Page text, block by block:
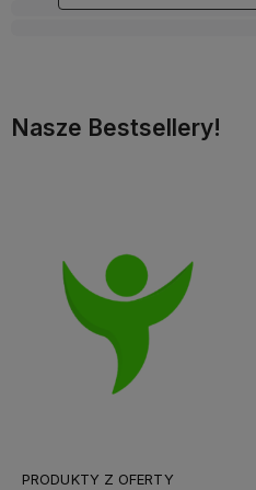
Nasze Bestsellery!
PRODUKTY Z OFERTY